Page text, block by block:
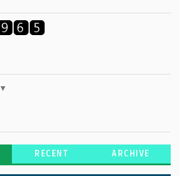
▼
RECENT ARCHIVE